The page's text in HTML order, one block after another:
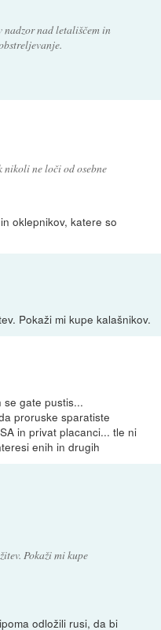
nadzor nad letališčem in
nikoli ne loči od osebne
oklepnikov, katere so
Pokaži mi kupe kalašnikov.
gate pustis...
proruske sparatiste
in privat placanci... tle ni
enih in drugih
Pokaži mi kupe
odložili rusi, da bi